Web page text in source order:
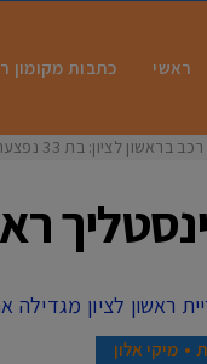
ראשי כתבות מקומון
לציון: בת 33 נפצעה באורח בינוני ברחוב ירושלי
מיקי אלון